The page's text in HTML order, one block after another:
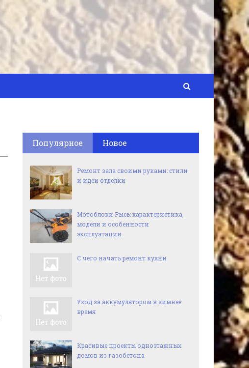
Популярное Новое
Ремонт зала своими руками: стили
и идеи отделки
Мотоблоки Рысь: характеристика,
модели и особенности
эксплуатации
С чего начать ремонт кухни
Уход за аккумулятором в зимнее
время
Красивые проекты одноэтажных
домов из газобетона